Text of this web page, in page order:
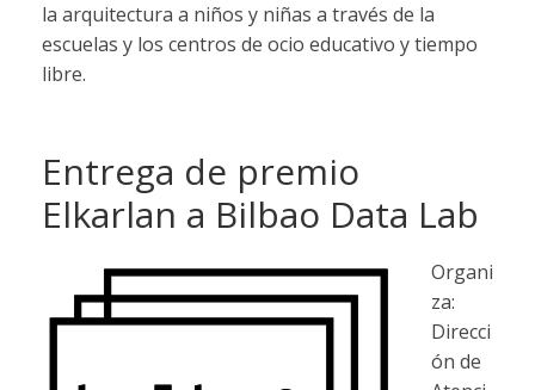
la arquitectura a niños y niñas a través de la
escuelas y los centros de ocio educativo y tiempo
libre.
Entrega de premio
Elkarlan a Bilbao Data Lab
Organi
za:
Direcci
ón de